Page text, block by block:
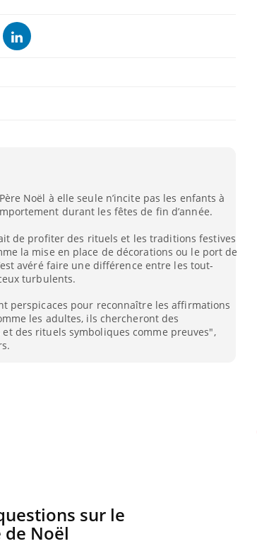
Noël à elle seule n’incite pas les enfants à
durant les fêtes de fin d’année.
de profiter des rituels et les traditions festives
la mise en place de décorations ou le port de
avéré faire une différence entre les tout-
turbulents.
perspicaces pour reconnaître les affirmations
les adultes, ils chercheront des
des rituels symboliques comme preuves",
sur le
Noël